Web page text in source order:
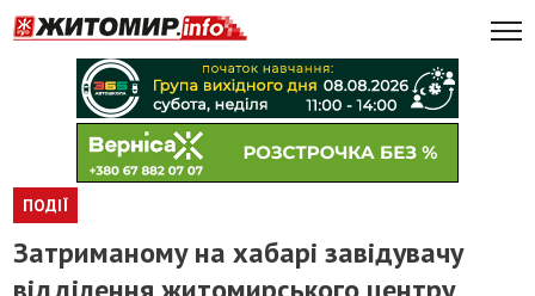
ПОДІЇ
Затриманому на хабарі завідувачу